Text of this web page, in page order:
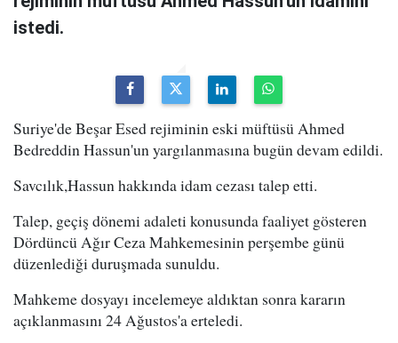
istedi.
Suriye'de Beşar Esed rejiminin eski müftüsü Ahmed
Bedreddin Hassun'un yargılanmasına bugün devam edildi.
Savcılık,Hassun hakkında idam cezası talep etti.
Talep, geçiş dönemi adaleti konusunda faaliyet gösteren
Dördüncü Ağır Ceza Mahkemesinin perşembe günü
düzenlediği duruşmada sunuldu.
Mahkeme dosyayı incelemeye aldıktan sonra kararın
açıklanmasını 24 Ağustos'a erteledi.